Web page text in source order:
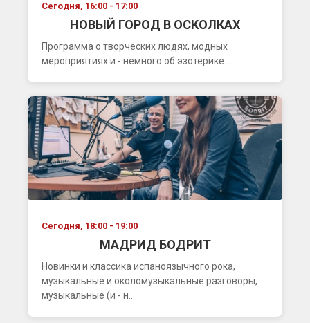
Сегодня, 16:00 - 17:00
НОВЫЙ ГОРОД В ОСКОЛКАХ
Программа о творческих людях, модных
мероприятиях и - немного об эзотерике....
Сегодня, 18:00 - 19:00
МАДРИД БОДРИТ
Новинки и классика испаноязычного рока,
музыкальные и околомузыкальные разговоры,
музыкальные (и - н...